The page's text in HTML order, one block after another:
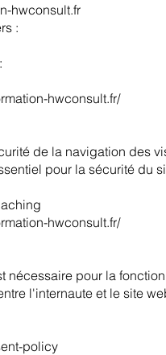
hwconsult.fr
:
hwconsult.fr/
de la navigation des
pour la sécurité du
hwconsult.fr/
nécessaire pour la
l'internaute et le site
policy